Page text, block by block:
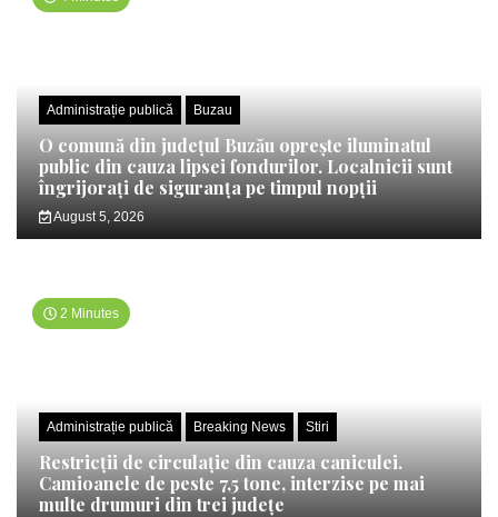
Administrație publică Buzau
O comună din județul Buzău oprește iluminatul
public din cauza lipsei fondurilor. Localnicii sunt
îngrijorați de siguranța pe timpul nopții
August 5, 2026
2 Minutes
Administrație publică Breaking News Stiri
Restricții de circulație din cauza caniculei.
Camioanele de peste 7,5 tone, interzise pe mai
multe drumuri din trei județe